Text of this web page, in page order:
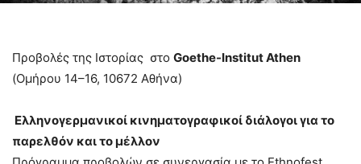
Προβολές της Ιστορίας στο Goethe-Institut Athen
(Ομήρου 14–16, 10672 Αθήνα)
Ελληνογερμανικοί κινηματογραφικοί διάλογοι για το
παρελθόν και το μέλλον